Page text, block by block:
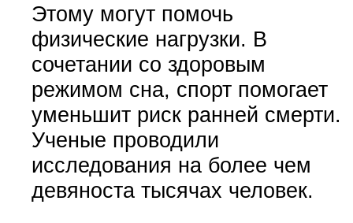
Этому могут помочь
физические нагрузки. В
сочетании со здоровым
режимом сна, спорт помогает
уменьшит риск ранней смерти.
Ученые проводили
исследования на более чем
девяноста тысячах человек.